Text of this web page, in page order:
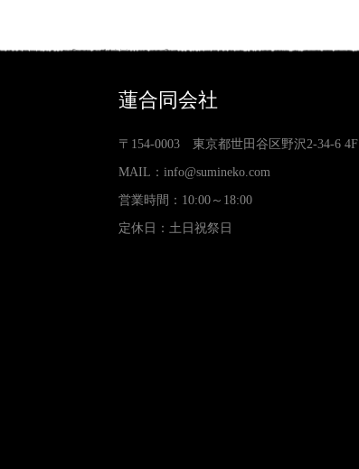
蓮合同会社
〒154-0003 東京都世田谷区野沢2-34-6 4F
MAIL： info@sumineko.com
営業時間：10:00～18:00
定休日：土日祝祭日